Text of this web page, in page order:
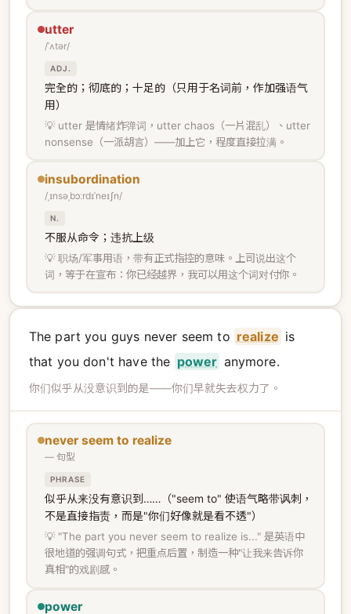
utter
/ˈʌtər/
ADJ.
完全的；彻底的；十足的（只用于名词前，作加强语气
用）
💡 utter 是情绪炸弹词，utter chaos（一片混乱）、utter
nonsense（一派胡言）——加上它，程度直接拉满。
insubordination
/ˌɪnsəˌbɔːrdɪˈneɪʃn/
N.
不服从命令；违抗上级
💡 职场/军事用语，带有正式指控的意味。上司说出这个
词，等于在宣布：你已经越界，我可以用这个词对付你。
The part you guys never seem to realize is
that you don't have the power anymore.
你们似乎从没意识到的是——你们早就失去权力了。
never seem to realize
— 句型
PHRASE
似乎从来没有意识到……（"seem to" 使语气略带讽刺，
不是直接指责，而是"你们好像就是看不透"）
💡 "The part you never seem to realize is..." 是英语中
很地道的强调句式，把重点后置，制造一种"让我来告诉你
真相"的戏剧感。
power